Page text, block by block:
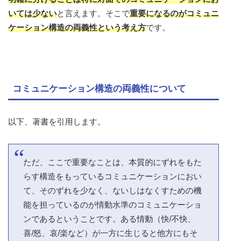
いては少ないと言えます。そこで重要になるのがコミュニ
ケーション構造の両義性という考え方です。
コミュニケーション構造の両義性について
以下、著書を引用します。
ただ、ここで重要なことは、本質的にずれをもた
らす構造をもっているコミュニケーションにおい
て、そのずれを少なく、ないしはなくすための機
能を担っているのが情動水準のコミュニケーショ
ンであるということです。ある情動（快/不快、
喜/怒、哀/楽など）が一方に生じると他方にもそ